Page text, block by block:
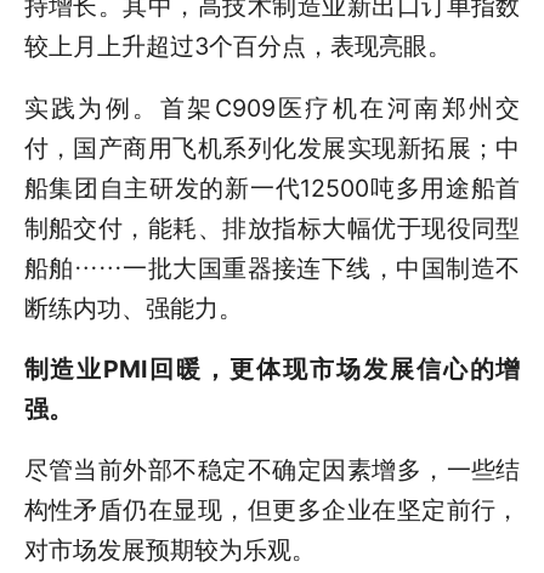
持增长。其中，高技术制造业新出口订单指数
较上月上升超过3个百分点，表现亮眼。
实践为例。首架C909医疗机在河南郑州交
付，国产商用飞机系列化发展实现新拓展；中
船集团自主研发的新一代12500吨多用途船首
制船交付，能耗、排放指标大幅优于现役同型
船舶……一批大国重器接连下线，中国制造不
断练内功、强能力。
制造业PMI回暖，更体现市场发展信心的增
强。
尽管当前外部不稳定不确定因素增多，一些结
构性矛盾仍在显现，但更多企业在坚定前行，
对市场发展预期较为乐观。